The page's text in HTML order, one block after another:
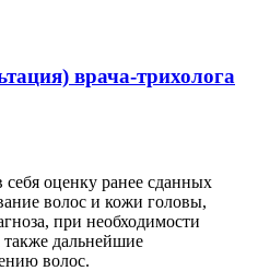
врача-трихолога
оценку ранее сданных
волос и кожи головы,
при необходимости
также дальнейшие
волос.